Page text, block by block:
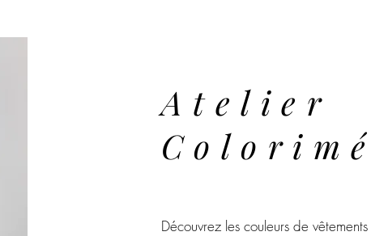
Atelier
Découvrez les couleurs de vêtements